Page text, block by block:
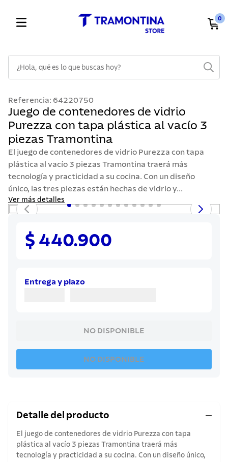
0
Referencia: 64220750
Juego de contenedores de vidrio
Purezza con tapa plástica al vacío 3
piezas Tramontina
El juego de contenedores de vidrio Purezza con tapa
plástica al vacío 3 piezas Tramontina traerá más
tecnología y practicidad a su cocina. Con un diseño
único, las tres piezas están hechas de vidrio y...
Ver más detalles
$ 440.900
Entrega y plazo
NO DISPONIBLE
NO DISPONIBLE
Detalle del producto
El juego de contenedores de vidrio Purezza con tapa
plástica al vacío 3 piezas Tramontina traerá más
tecnología y practicidad a su cocina. Con un diseño único,
1 .
cuchillos
2.
cubiertos
3.
sarten
4
lavaplatos
5.
acero inoxidable
ollas
juego cuchillos
cuchillo